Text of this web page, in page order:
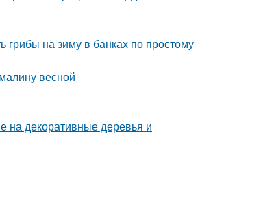
грибы на зиму в банках по простому
весной
на декоративные деревья и